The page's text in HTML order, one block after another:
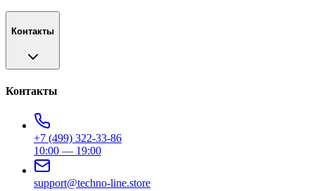
Контакты
Контакты
+7 (499) 322-33-86
10:00 — 19:00
support@techno-line.store